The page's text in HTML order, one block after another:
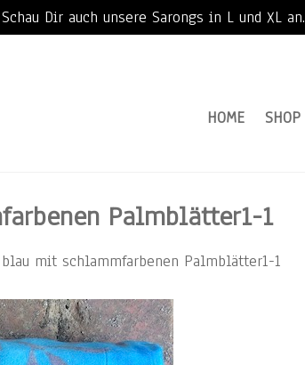
Schau Dir auch unsere Sarongs in L und XL an.
HOME
SHOP
Palmblätter1-1
mit schlammfarbenen Palmblätter1-1